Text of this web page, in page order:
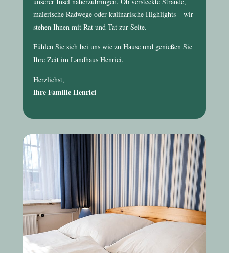
malerische Radwege oder kulinarische Highlights – wir
stehen Ihnen mit Rat und Tat zur Seite.
Fühlen Sie sich bei uns wie zu Hause und genießen Sie
Ihre Zeit im Landhaus Henrici.
Herzlichst,
Ihre Familie Henrici